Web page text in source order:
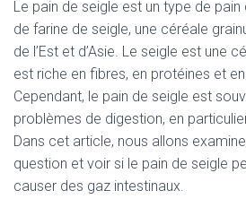
Le pain de seigle est un type de
de farine de seigle, une céréale
de l’Est et d’Asie. Le seigle est une
est riche en fibres, en protéines et
Cependant, le pain de seigle est
problèmes de digestion, en
Dans cet article, nous allons
question et voir si le pain de seigle
causer des gaz intestinaux.